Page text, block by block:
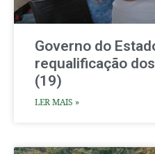
Governo do
requalificação
(19)
LER MAIS »